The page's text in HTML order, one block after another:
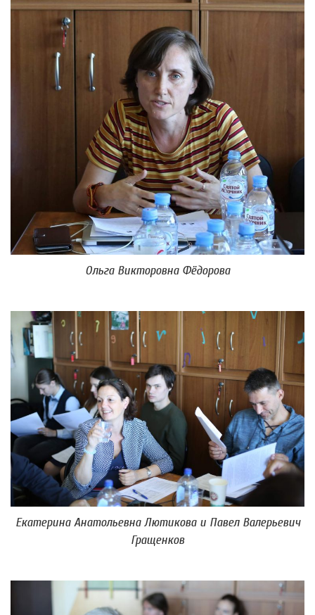
Ольга Викторовна Фёдорова
Екатерина Анатольевна Лютикова и Павел Валерьевич
Гращенков